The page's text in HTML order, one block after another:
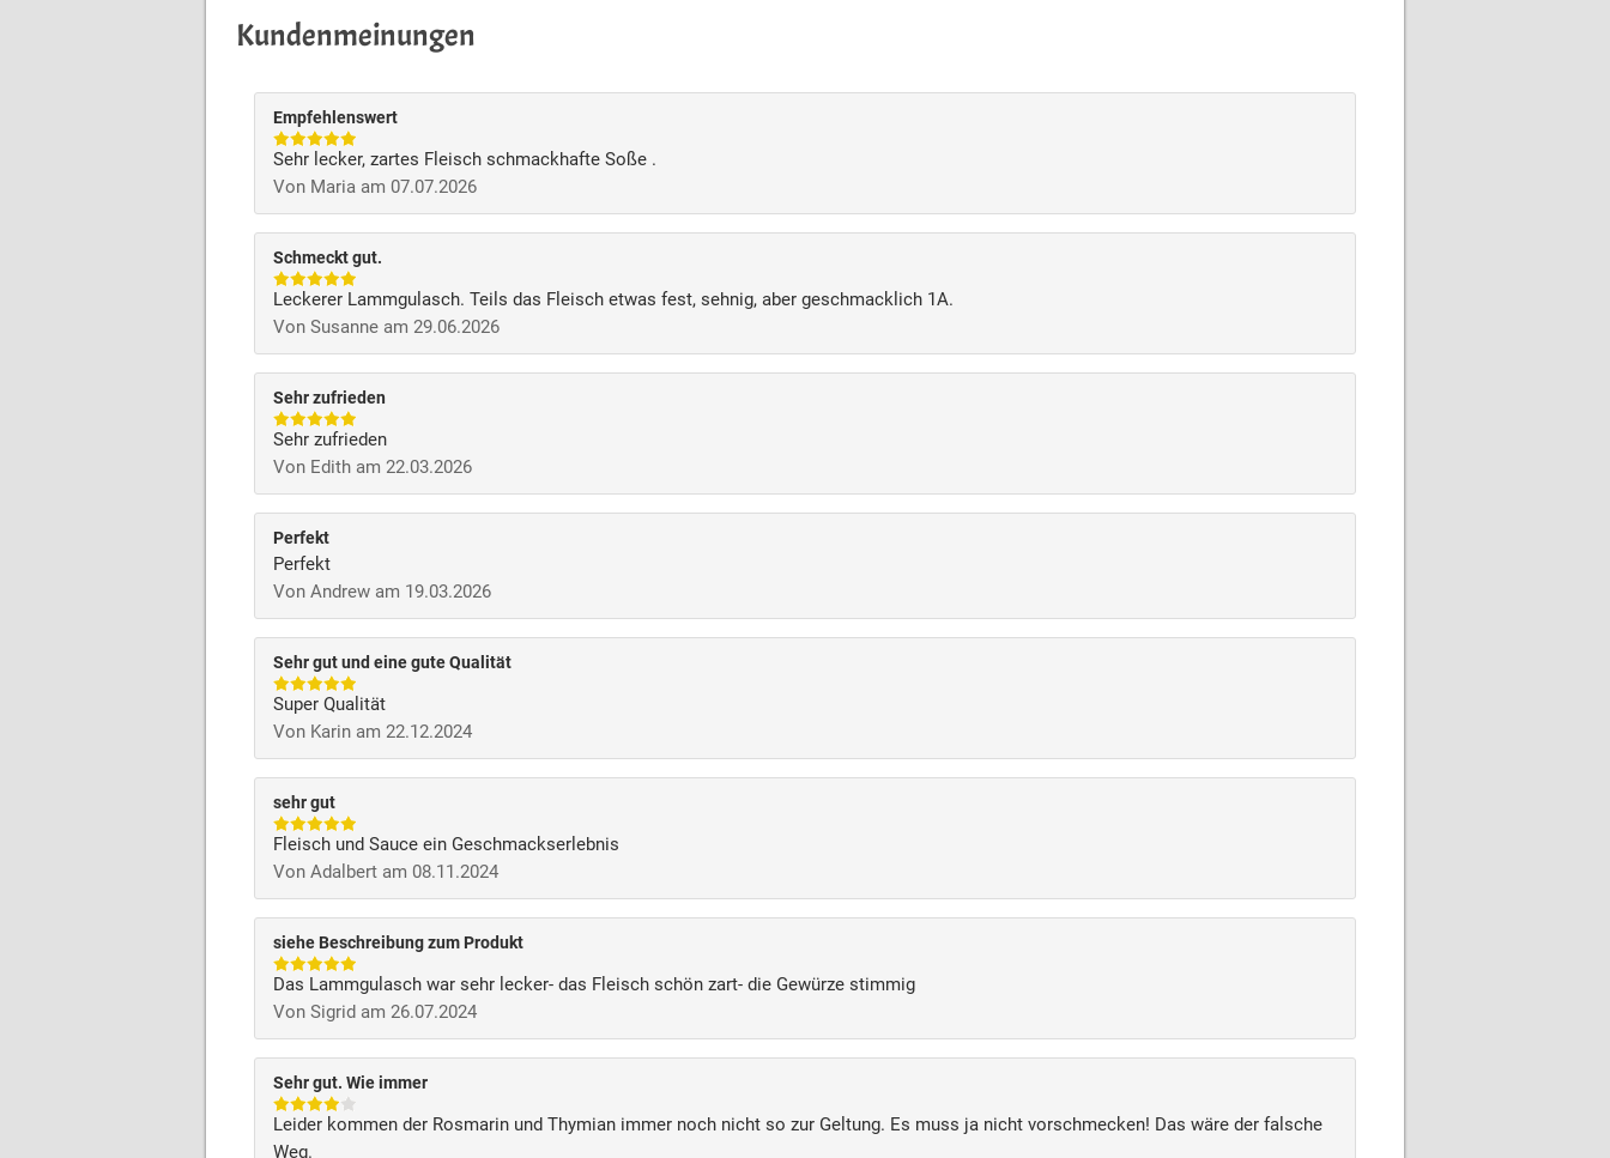
Kundenmeinungen
Empfehlenswert
Sehr lecker, zartes Fleisch schmackhafte Soße .
Von Maria am 07.07.2026
Schmeckt gut.
Leckerer Lammgulasch. Teils das Fleisch etwas fest, sehnig, aber geschmacklich 1A.
Von Susanne am 29.06.2026
Sehr zufrieden
Sehr zufrieden
Von Edith am 22.03.2026
Perfekt
Perfekt
Von Andrew am 19.03.2026
Sehr gut und eine gute Qualität
Super Qualität
Von Karin am 22.12.2024
sehr gut
Fleisch und Sauce ein Geschmackserlebnis
Von Adalbert am 08.11.2024
siehe Beschreibung zum Produkt
Das Lammgulasch war sehr lecker- das Fleisch schön zart- die Gewürze stimmig
Von Sigrid am 26.07.2024
Sehr gut. Wie immer
Leider kommen der Rosmarin und Thymian immer noch nicht so zur Geltung. Es muss ja nicht vorschmecken! Das wäre der falsche
Weg.